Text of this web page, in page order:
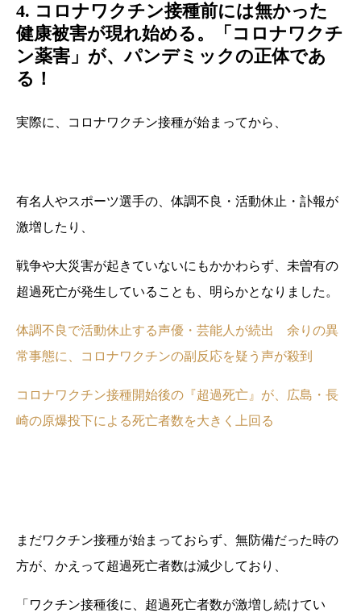
4. コロナワクチン接種前には無かった
健康被害が現れ始める。「コロナワクチ
ン薬害」が、パンデミックの正体であ
る！
実際に、コロナワクチン接種が始まってから、
有名人やスポーツ選手の、体調不良・活動休止・訃報が
激増したり、
戦争や大災害が起きていないにもかかわらず、未曽有の
超過死亡が発生していることも、明らかとなりました。
体調不良で活動休止する声優・芸能人が続出 余りの異
常事態に、コロナワクチンの副反応を疑う声が殺到
コロナワクチン接種開始後の『超過死亡』が、広島・長
崎の原爆投下による死亡者数を大きく上回る
まだワクチン接種が始まっておらず、無防備だった時の
方が、かえって超過死亡者数は減少しており、
「ワクチン接種後に、超過死亡者数が激増し続けてい